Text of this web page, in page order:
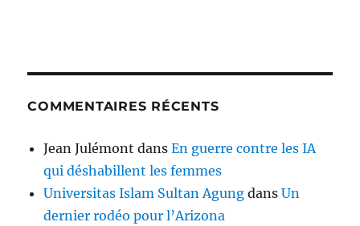
COMMENTAIRES RÉCENTS
Jean Julémont dansEn guerre contre les IA
qui déshabillent les femmes
Universitas Islam Sultan Agung dansUn
dernier rodéo pour l’Arizona